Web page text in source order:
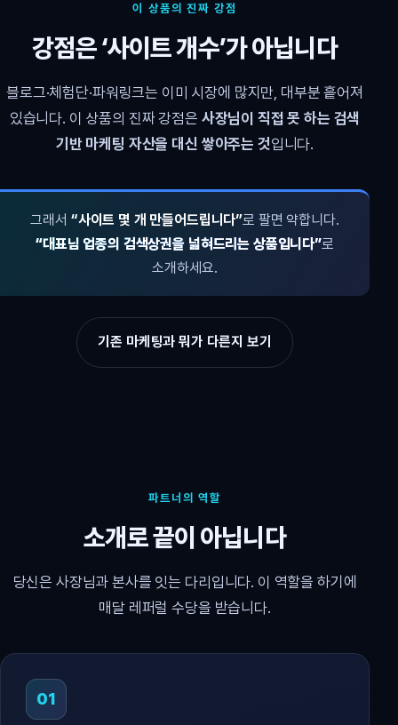
이 상품의 진짜 강점
강점은 ‘사이트 개수’가 아닙니다
블로그·체험단·파워링크는 이미 시장에 많지만, 대부분 흩어져
있습니다. 이 상품의 진짜 강점은 사장님이 직접 못 하는 검색
기반 마케팅 자산을 대신 쌓아주는 것입니다.
그래서 “사이트 몇 개 만들어드립니다”로 팔면 약합니다.
“대표님 업종의 검색상권을 넓혀드리는 상품입니다”로
소개하세요.
기존 마케팅과 뭐가 다른지 보기
파트너의 역할
소개로 끝이 아닙니다
당신은 사장님과 본사를 잇는 다리입니다. 이 역할을 하기에
매달 레퍼럴 수당을 받습니다.
01